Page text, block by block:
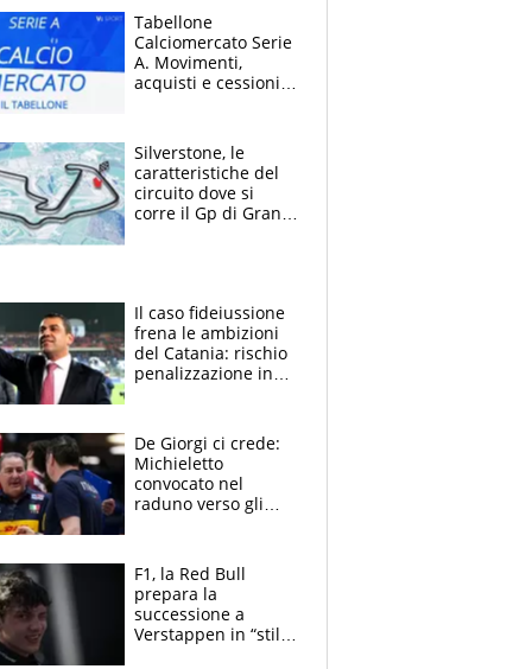
Tabellone
Calciomercato Serie
A. Movimenti,
acquisti e cessioni:
Silverstone, le
caratteristiche del
circuito dove si
corre il Gp di Gran
Il caso fideiussione
frena le ambizioni
del Catania: rischio
penalizzazione in
De Giorgi ci crede:
Michieletto
convocato nel
raduno verso gli
F1, la Red Bull
prepara la
successione a
Verstappen in “stile